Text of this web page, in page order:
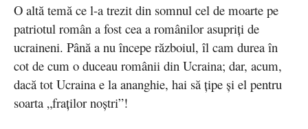
O altă temă ce l-a trezit din somnul cel de moarte pe
patriotul român a fost cea a românilor asupriți de
ucraineni. Până a nu începe războiul, îl cam durea în
cot de cum o duceau românii din Ucraina; dar, acum,
dacă tot Ucraina e la ananghie, hai să țipe și el pentru
soarta „fraților noștri”!